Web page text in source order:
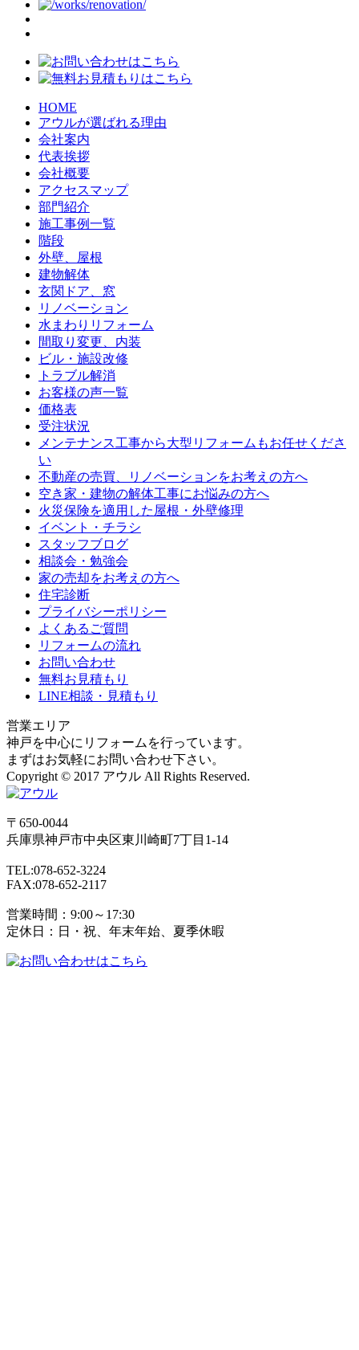
HOME
アウルが選ばれる理由
会社案内
代表挨拶
会社概要
アクセスマップ
部門紹介
施工事例一覧
階段
外壁、屋根
建物解体
玄関ドア、窓
リノベーション
水まわりリフォーム
間取り変更、内装
ビル・施設改修
トラブル解消
お客様の声一覧
価格表
受注状況
メンテナンス工事から大型リフォームもお任せくださ
い
不動産の売買、リノベーションをお考えの方へ
空き家・建物の解体工事にお悩みの方へ
火災保険を適用した屋根・外壁修理
イベント・チラシ
スタッフブログ
相談会・勉強会
家の売却をお考えの方へ
住宅診断
プライバシーポリシー
よくあるご質問
リフォームの流れ
お問い合わせ
無料お見積もり
LINE相談・見積もり
営業エリア
神戸を中心にリフォームを行っています。
まずはお気軽にお問い合わせ下さい。
Copyright © 2017 アウル All Rights Reserved.
〒650-0044
兵庫県神戸市中央区東川崎町7丁目1-14
TEL:078-652-3224
FAX:078-652-2117
営業時間：9:00～17:30
定休日：日・祝、年末年始、夏季休暇